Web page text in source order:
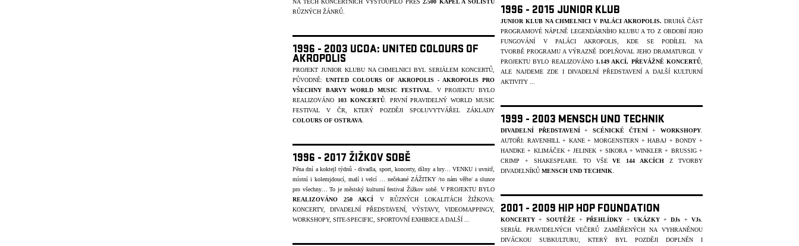
NA TĚCH KONCERTNÍCH VYSTOUPILO PŘES2.500 KAPEL A SÓLISTŮ
RŮZNÝCH ŽÁNRŮ.
1996 - 2003 UCOA: UNITED COLOURS OF
AKROPOLIS
PROJEKT JUNIOR KLUBU NA CHMELNICI BYL SERIÁLEM KONCERTŮ,
PŮVODNĚ:UNITED COLOURS OF AKROPOLIS - AKROPOLIS PRO
VŠECHNY BARVY WORLD MUSIC FESTIVAL. V PROJEKTU BYLO
REALIZOVÁNO
103 KONCERTŮ. PRVNÍ PRAVIDELNÝ WORLD MUSIC
FESTIVAL V ČR, KTERÝ POZDĚJI SPOLUVYTVÁŘEL ZÁKLADY
COLOURS OF OSTRAVA
1996 - 2015 JUNIOR KLUB
JUNIOR KLUB NA CHMELNICI V PALÁCI AKROPOLIS. DRUHÁ ČÁST
PROGRAMOVÉ NÁPLNĚ LEGENDÁRNÍHO KLUBU A TO Z OBDOBÍ JEHO
FUNGOVÁNÍ V PALÁCI AKROPOLIS, KDE SE PODÍLEL NA
TVORBĚPROGRAMU A VÝRAZNĚ DOPLŇOVAL JEHO DRAMATURGII. V
PROJEKTU BYLO REALIZOVÁNO 1.149 AKCÍ, PŘEVÁŽNĚ KONCERTŮ
ALE NAJDEME ZDE I DIVADELNÍ PŘEDSTAVENÍ A DALŠÍ KULTURNÍ
AKTIVITY ...
1996 - 2017 ŽIŽKOV SOBĚ
Pěna dní a koktejl týdnů - divadla, sport, koncerty, dílny a hry… VENKU i uvnitř,
místní i kolemjdoucí, malí i velcí … nečekané ZÁŽITKY /to nám věřte/ a slunce
pro všechny… To je městský kulturní festival Žižkov sobě. V PROJEKTU BYLO
REALIZOVÁNO 250 AKCÍ V RŮZNÝCH LOKALITÁCH ŽIŽKOVA:
KONCERTY, DIVADELNÍ PŘEDSTAVENÍ, VÝSTAVY, VIDEOMAPPINGY,
WORKSHOPY, SITE-SPECIFIC, SPORTOVNÍ EXHIBICE A DALŠÍ ...
1999 - 2003 MENSCH UND TECHNIK
DIVADELNÍ PŘEDSTAVENÍ+SCÉNICKÉ ČTENÍ+WORKSHOPY
AUTOŘI: RAVENHILL + KANE + MORGENSTERN + HABAJ + BONDY +
HANDKE + KLIMÁČEK + JELINEK + SIKORA + WINKLER + BRUSSIG +
CRIMP + SHAKESPEARE. TO VŠEVE 144 AKCÍCH Z TVORBY
DIVADELNÍKŮ MENSCH UND TECHNIK
2001 - 2009 HIP HOP FOUNDATION
KONCERTY + SOUTĚŽE+PŘEHLÍDKY + UKÁZKY+DJs +VJs
SERIÁL PRAVIDELNÝCH VEČERŮ ZAMĚŘENÝCH NA VYHRANĚNOU
DIVÁCKOU SUBKULTURU, KTERÝ BYL POZDĚJI DOPLNĚN I